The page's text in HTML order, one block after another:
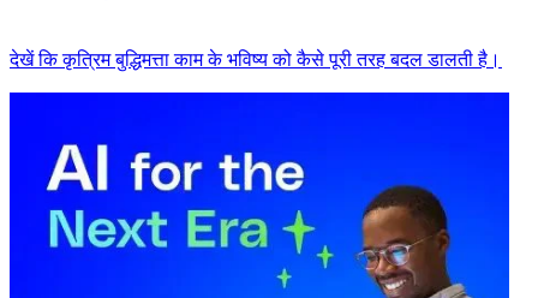
देखें कि कृत्रिम बुद्धिमत्ता काम के भविष्य को कैसे पूरी तरह बदल डालती है।​​